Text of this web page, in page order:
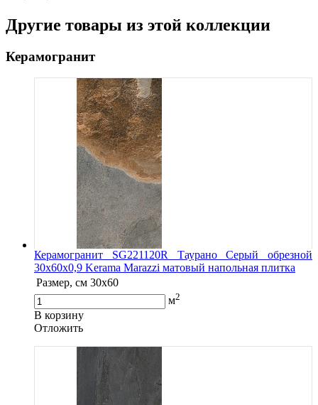
Другие товары из этой коллекции
Керамогранит
Керамогранит SG221120R Таурано Серый обрезной
30x60x0,9 Kerama Marazzi матовый напольная плитка
Размер, см 30х60
м2
В корзину
Oтложить